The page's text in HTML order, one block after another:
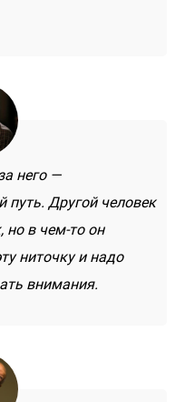
него —
путь. Другой человек
но в чем-то он
ниточку и надо
внимания.